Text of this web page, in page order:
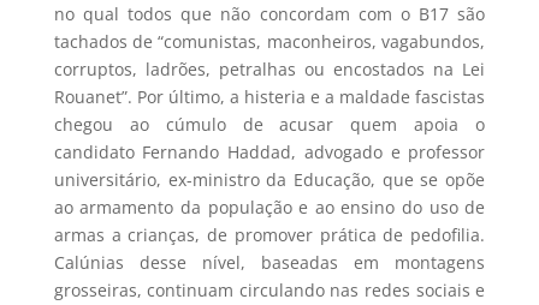
no qual todos que não concordam com o B17 são
tachados de “comunistas, maconheiros, vagabundos,
corruptos, ladrões, petralhas ou encostados na Lei
Rouanet”. Por último, a histeria e a maldade fascistas
chegou ao cúmulo de acusar quem apoia o
candidato Fernando Haddad, advogado e professor
universitário, ex-ministro da Educação, que se opõe
ao armamento da população e ao ensino do uso de
armas a crianças, de promover prática de pedofilia.
Calúnias desse nível, baseadas em montagens
grosseiras, continuam circulando nas redes sociais e